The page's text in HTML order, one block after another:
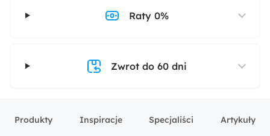
Raty 0%
Zwrot do 60 dni
Produkty Inspiracje Specjaliści Artykuły